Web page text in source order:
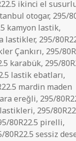
ikinci el
otogar, 295/
kamyon lastik,
lastikler, 295/
Çankırı, 295/
karabük, 295/
lastik ebatları,
mardin maden
ereğli, 295/
, 295/
80R22.5 pirelli,
80R22.5 sessiz